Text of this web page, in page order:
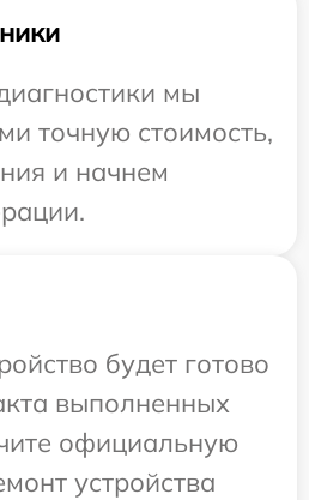
мы
точную стоимость,
и начнем
будет готово
выполненных
официальную
устройства